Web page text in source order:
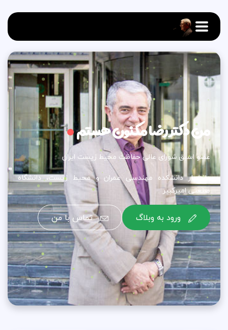
من دکتر رضا مکنون هستم​
عضو اسبق شورای عالی حفاظت محیط زیست ایران
دانشیار دانشکده مهندسی عمران و محیط زیست، دانشگاه
صنعتی امیرکبیر
ورود به وبلاگ تماس با من